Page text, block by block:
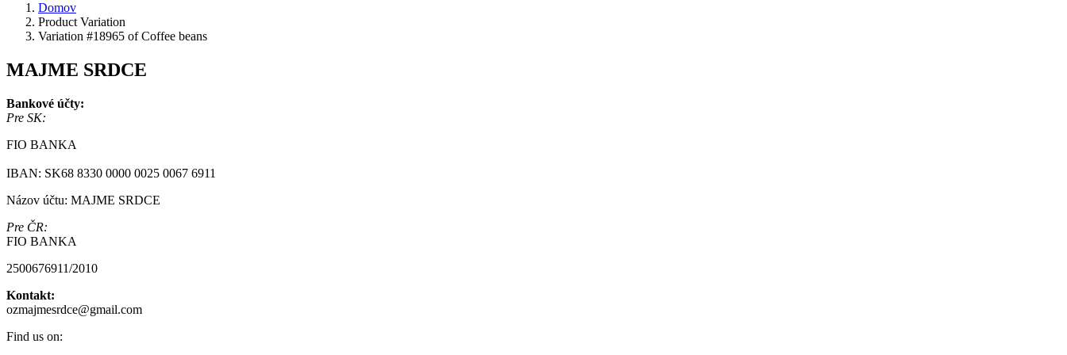
Domov
Product Variation
Variation #18965 of Coffee beans
MAJME SRDCE
Bankové účty:
Pre SK:
FIO BANKA
IBAN: SK68 8330 0000 0025 0067 6911
Názov účtu: MAJME SRDCE
Pre ČR:
FIO BANKA
2500676911/2010
Kontakt:
ozmajmesrdce@gmail.com
Find us on: